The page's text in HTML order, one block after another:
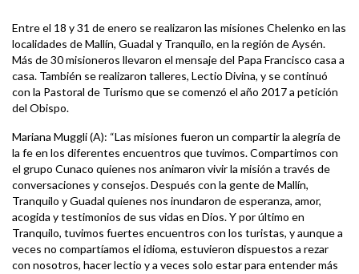
Entre el 18 y 31 de enero se realizaron las misiones Chelenko en las
localidades de Mallín, Guadal y Tranquilo, en la región de Aysén.
Más de 30 misioneros llevaron el mensaje del Papa Francisco casa a
casa. También se realizaron talleres, Lectio Divina, y se continuó
con la Pastoral de Turismo que se comenzó el año 2017 a petición
del Obispo.
Mariana Muggli (A): “Las misiones fueron un compartir la alegría de
la fe en los diferentes encuentros que tuvimos. Compartimos con
el grupo Cunaco quienes nos animaron vivir la misión a través de
conversaciones y consejos. Después con la gente de Mallín,
Tranquilo y Guadal quienes nos inundaron de esperanza, amor,
acogida y testimonios de sus vidas en Dios. Y por último en
Tranquilo, tuvimos fuertes encuentros con los turistas, y aunque a
veces no compartíamos el idioma, estuvieron dispuestos a rezar
con nosotros, hacer lectio y a veces solo estar para entender más